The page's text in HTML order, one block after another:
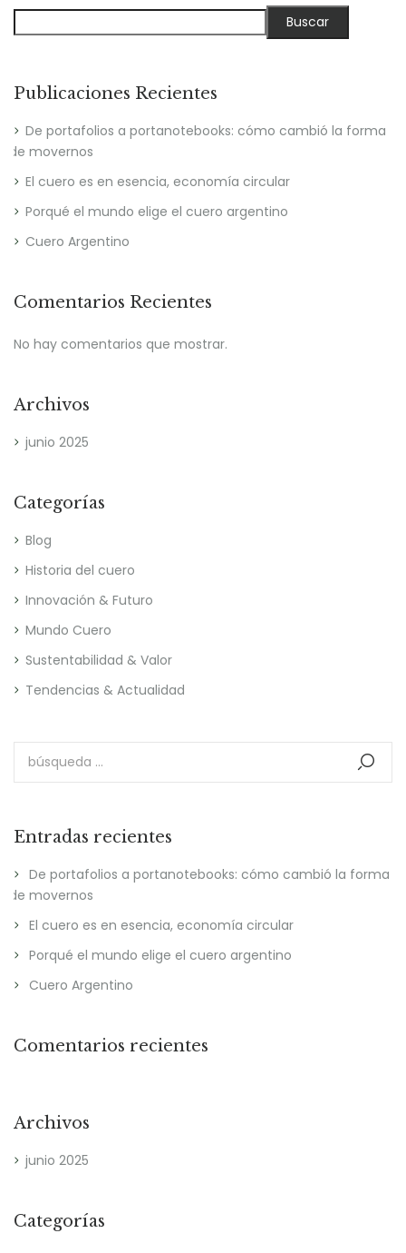
Buscar
Publicaciones Recientes
De portafolios a portanotebooks: cómo cambió la forma
de movernos
El cuero es en esencia, economía circular
Porqué el mundo elige el cuero argentino
Cuero Argentino
Comentarios Recientes
No hay comentarios que mostrar.
Archivos
junio 2025
Categorías
Blog
Historia del cuero
Innovación & Futuro
Mundo Cuero
Sustentabilidad & Valor
Tendencias & Actualidad
Entradas recientes
De portafolios a portanotebooks: cómo cambió la forma
de movernos
El cuero es en esencia, economía circular
Porqué el mundo elige el cuero argentino
Cuero Argentino
Comentarios recientes
Archivos
junio 2025
Categorías